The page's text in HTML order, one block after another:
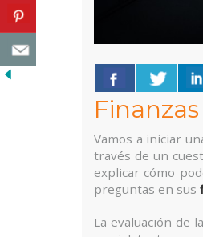
Vamos a iniciar
través de un
explicar cómo
preguntas en sus
La evaluación de